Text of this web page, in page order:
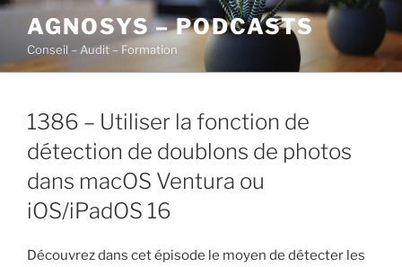
Aller
contenu
principal
AGNOSYS – PODCASTS
Conseil – Audit – Formation
1386 – Utiliser la fonction de
détection de doublons de photos
dans macOS Ventura ou
iOS/iPadOS 16
Découvrez dans cet épisode le moyen de détecter les